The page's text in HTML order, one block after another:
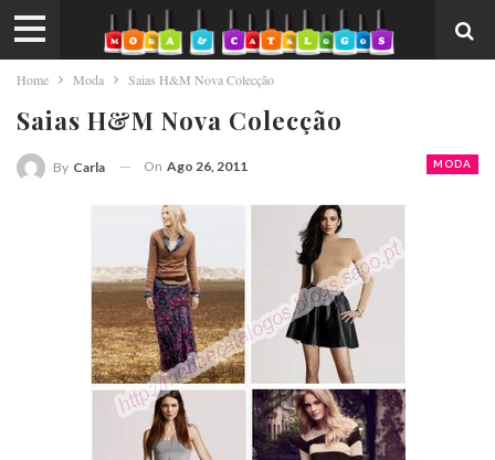
Home Moda Saias H&M Nova Colecção
Saias H&M Nova Colecção
MODA
By Carla On Ago 26, 2011